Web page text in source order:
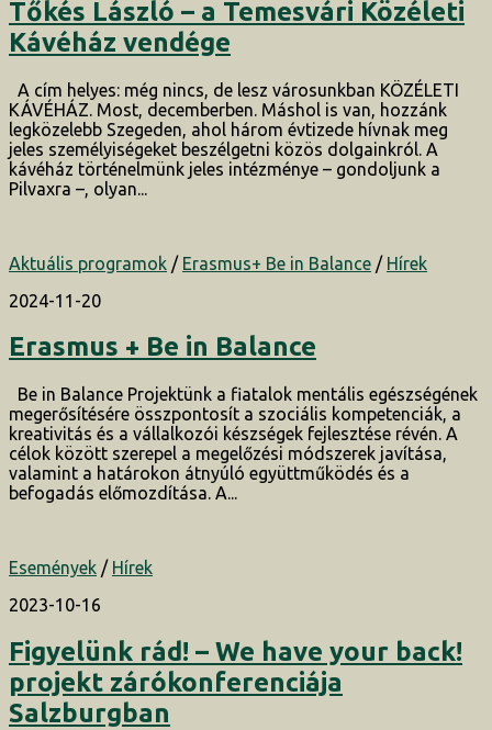
Tőkés László – a Temesvári Közéleti
Kávéház vendége
A cím helyes: még nincs, de lesz városunkban KÖZÉLETI
KÁVÉHÁZ. Most, decemberben. Máshol is van, hozzánk
legközelebb Szegeden, ahol három évtizede hívnak meg
jeles személyiségeket beszélgetni közös dolgainkról. A
kávéház történelmünk jeles intézménye – gondoljunk a
Pilvaxra –, olyan...
Aktuális programok / Erasmus+ Be in Balance / Hírek
2024-11-20
Erasmus + Be in Balance
Be in Balance Projektünk a fiatalok mentális egészségének
megerősítésére összpontosít a szociális kompetenciák, a
kreativitás és a vállalkozói készségek fejlesztése révén. A
célok között szerepel a megelőzési módszerek javítása,
valamint a határokon átnyúló együttműködés és a
befogadás előmozdítása. A...
Események / Hírek
2023-10-16
Figyelünk rád! – We have your back!
projekt zárókonferenciája
Salzburgban